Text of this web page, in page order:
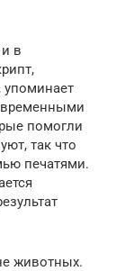
в
упоминает
помогли
так что
печатями.
животных.